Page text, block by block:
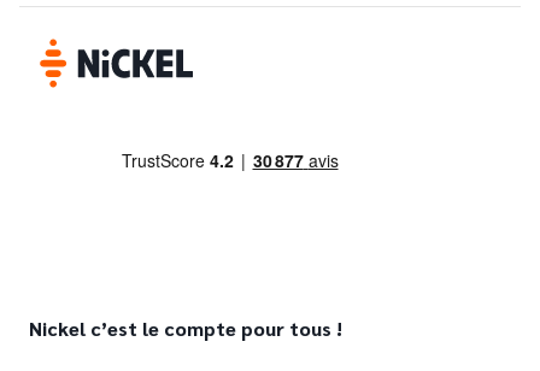
Nickel c’est le compte pour tous !